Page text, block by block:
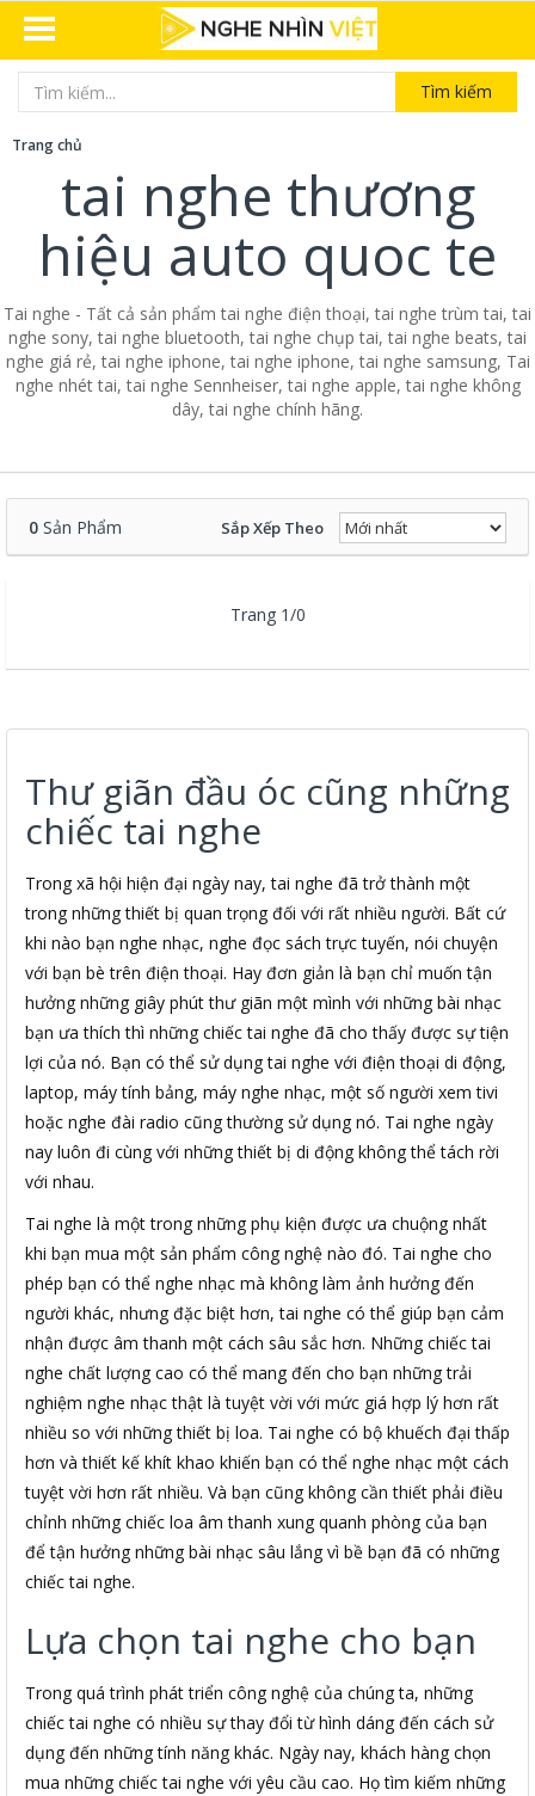
Tìm kiếm
Trang chủ
tai nghe thương
hiệu auto quoc te
Tai nghe - Tất cả sản phẩm tai nghe điện thoại, tai nghe trùm tai, tai
nghe sony, tai nghe bluetooth, tai nghe chụp tai, tai nghe beats, tai
nghe giá rẻ, tai nghe iphone, tai nghe iphone, tai nghe samsung, Tai
nghe nhét tai, tai nghe Sennheiser, tai nghe apple, tai nghe không
dây, tai nghe chính hãng.
0 Sản Phẩm Sắp Xếp Theo
Trang 1/0
Thư giãn đầu óc cũng những
chiếc tai nghe
Trong xã hội hiện đại ngày nay, tai nghe đã trở thành một
trong những thiết bị quan trọng đối với rất nhiều người. Bất cứ
khi nào bạn nghe nhạc, nghe đọc sách trực tuyến, nói chuyện
với bạn bè trên điện thoại. Hay đơn giản là bạn chỉ muốn tận
hưởng những giây phút thư giãn một mình với những bài nhạc
bạn ưa thích thì những chiếc tai nghe đã cho thấy được sự tiện
lợi của nó. Bạn có thể sử dụng tai nghe với điện thoại di động,
laptop, máy tính bảng, máy nghe nhạc, một số người xem tivi
hoặc nghe đài radio cũng thường sử dụng nó. Tai nghe ngày
nay luôn đi cùng với những thiết bị di động không thể tách rời
với nhau.
Tai nghe là một trong những phụ kiện được ưa chuộng nhất
khi bạn mua một sản phẩm công nghệ nào đó. Tai nghe cho
phép bạn có thể nghe nhạc mà không làm ảnh hưởng đến
người khác, nhưng đặc biệt hơn, tai nghe có thể giúp bạn cảm
nhận được âm thanh một cách sâu sắc hơn. Những chiếc tai
nghe chất lượng cao có thể mang đến cho bạn những trải
nghiệm nghe nhạc thật là tuyệt vời với mức giá hợp lý hơn rất
nhiều so với những thiết bị loa. Tai nghe có bộ khuếch đại thấp
hơn và thiết kế khít khao khiến bạn có thể nghe nhạc một cách
tuyệt vời hơn rất nhiều. Và bạn cũng không cần thiết phải điều
chỉnh những chiếc loa âm thanh xung quanh phòng của bạn
để tận hưởng những bài nhạc sâu lắng vì bề bạn đã có những
chiếc tai nghe.
Lựa chọn tai nghe cho bạn
Trong quá trình phát triển công nghệ của chúng ta, những
chiếc tai nghe có nhiều sự thay đổi từ hình dáng đến cách sử
dụng đến những tính năng khác. Ngày nay, khách hàng chọn
mua những chiếc tai nghe với yêu cầu cao. Họ tìm kiếm những